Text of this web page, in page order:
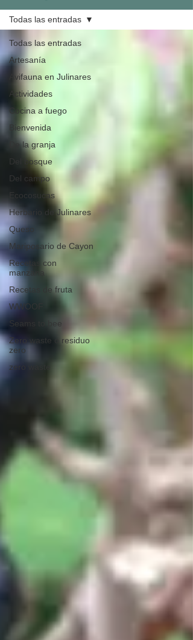
Todas las entradas
Artesanía
Avifauna en Julinares
Actividades
Cocina a fuego
Bienvenida
De la granja
Del bosque
Del campo
Ecocosucas
Herbario de Julinares
Queso
Mariposario de Cayon
Recetas con
manzana
Recetas de fruta
WWOOF
Seams to bee
Zero waste o residuo
zero
zero waste
Todas las entradas